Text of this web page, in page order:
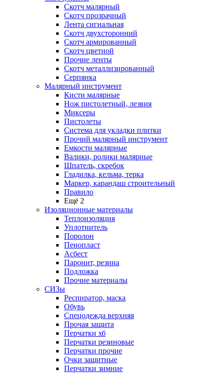
Скотч малярный
Скотч прозрачный
Лента сигнальная
Скотч двухсторонний
Скотч армированный
Скотч цветной
Прочие ленты
Скотч металлизированный
Серпянка
Малярный инструмент
Кисти малярные
Нож пистолетный, лезвия
Миксеры
Пистолеты
Система для укладки плитки
Прочий малярный инструмент
Емкости малярные
Валики, ролики малярные
Шпатель, скребок
Гладилка, кельма, терка
Маркер, карандаш строительный
Правило
Ещё 2
Изоляционные материалы
Теплоизоляция
Уплотнитель
Поролон
Пенопласт
Асбест
Паронит, резина
Подложка
Прочие материалы
СИЗы
Респиратор, маска
Обувь
Спецодежда верхняя
Прочая защита
Перчатки хб
Перчатки резиновые
Перчатки прочие
Очки защитные
Перчатки зимние